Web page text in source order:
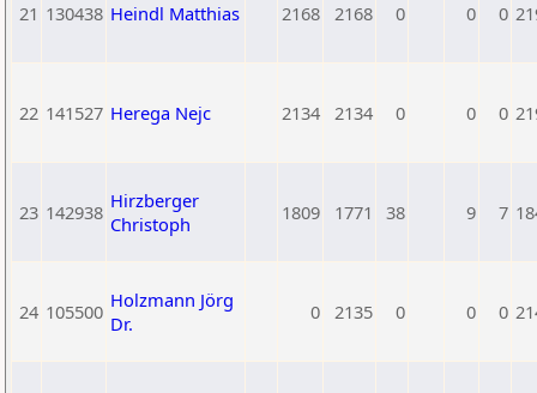
21 130438 Heindl Matthias 2168 2168 0 0 0
22 141527 Herega Nejc 2134 2134 0 0 0
23 142938 Hirzberger
Christoph
1809 1771 38 9 7
24 105500 Holzmann Jörg
Dr.
0 2135 0 0 0